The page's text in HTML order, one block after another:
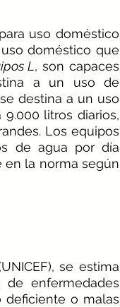
uso doméstico
doméstico que
L, son capaces
a un uso de
destina a un uso
litros diarios,
Los equipos
de agua por día
en la norma según
se estima
enfermedades
deficiente o malas